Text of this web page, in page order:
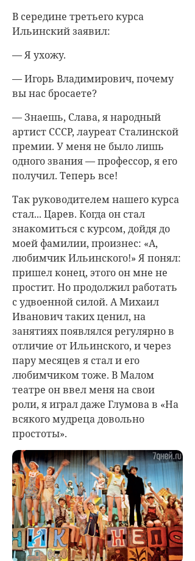
В середине третьего курса
Ильинский заявил:
— Я ухожу.
— Игорь Владимирович, почему
вы нас бросаете?
— Знаешь, Слава, я народный
артист СССР, лауреат Сталинской
премии. У меня не было лишь
одного звания — профессор, я его
получил. Теперь все!
Так руководителем нашего курса
стал... Царев. Когда он стал
знакомиться с курсом, дойдя до
моей фамилии, произнес: «А,
любимчик Ильинского!» Я понял:
пришел конец, этого он мне не
простит. Но продолжил работать
с удвоенной силой. А Михаил
Иванович таких ценил, на
занятиях появлялся регулярно в
отличие от Ильинского, и через
пару месяцев я стал и его
любимчиком тоже. В Малом
театре он ввел меня на свои
роли, я играл даже Глумова в «На
всякого мудреца довольно
простоты».